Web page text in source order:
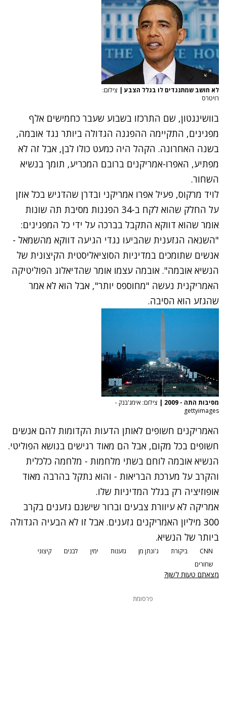
לא חושב שמתנגדים לו בגלל הצבע | צילום:
רויטרס
בוושינגטון, שם התרכזו בשבוע שעבר כחמישים אלף
מפגינים, התקיימה ההפגנה הגדולה ביותר נגד אובמה,
בשנה האחרונה. הקהל היה כמעט כולו לבן, אבל זה לא
מפתיע, האפרו-אמריקנים ברובם המכריע, תומך בנשיא
השחור.
לויד מרקוס, פעיל אפרו אמריקני ובדרן שהדגיש בכל אוזן
על החלק שהוא לקח ב-34 הפגנות מסיבת תה שונות
אומר שהוא דווקא התקבל בברכה על ידי כל המפגינים:
"השנאה הגזענית שהביעו נגדי הגיעה דווקא מהשמאל -
אנשים שתומכים במדיניות הסוציאליסטית הקיצונית של
הנשיא אובמה". אובמה עצמו אומר שהדיאלוג הפוליטיקה
האמריקנית נעשה "מחוספס יותר", אבל הוא לא אמר
שהגזע הוא הסיבה.
מסיבות התה - 2009 | צילום: אימג'בנק -
gettyimages
האמריקנים חשופים לאותן הדעות הקדומות להם אנשים
חשופים בכל מקום, אבל הם מאוד רגישים בנושא הפוליטי.
הנשיא אובמה לוחם בשתי מלחמות - מלחמה כלכלית
והקרב על מערכת הבריאות - והוא נתקל בהרבה מאוד
אופוזיציה רק בגלל המדיניות שלו.
אמריקה לא עיוורת צבעים וברור שישנם גזענים בקרב
300 מיליון האמריקנים גזענים. אבל זו לא הבעיה הגדולה
ביותר של הנשיא.
CNN ביקורת ג'ונתן מן גזענות ימין לבנים
קיצוני
שחורים
מצאתם טעות לשון?
פרסומת